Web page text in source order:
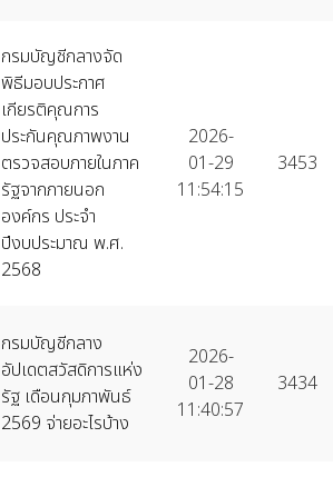
กรมบัญชีกลางจัด
พิธีมอบประกาศ
เกียรติคุณการ
ประกันคุณภาพงาน
ตรวจสอบภายในภาค
รัฐจากภายนอก
องค์กร ประจำ
ปีงบประมาณ พ.ศ.
2568
2026-
01-29
11:54:15
3453
กรมบัญชีกลาง
อัปเดตสวัสดิการแห่ง
รัฐ เดือนกุมภาพันธ์
2569 จ่ายอะไรบ้าง
2026-
01-28
11:40:57
3434